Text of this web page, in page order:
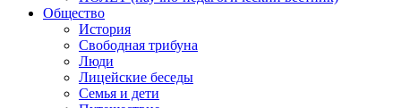
Общество
История
Свободная трибуна
Люди
Лицейские беседы
Семья и дети